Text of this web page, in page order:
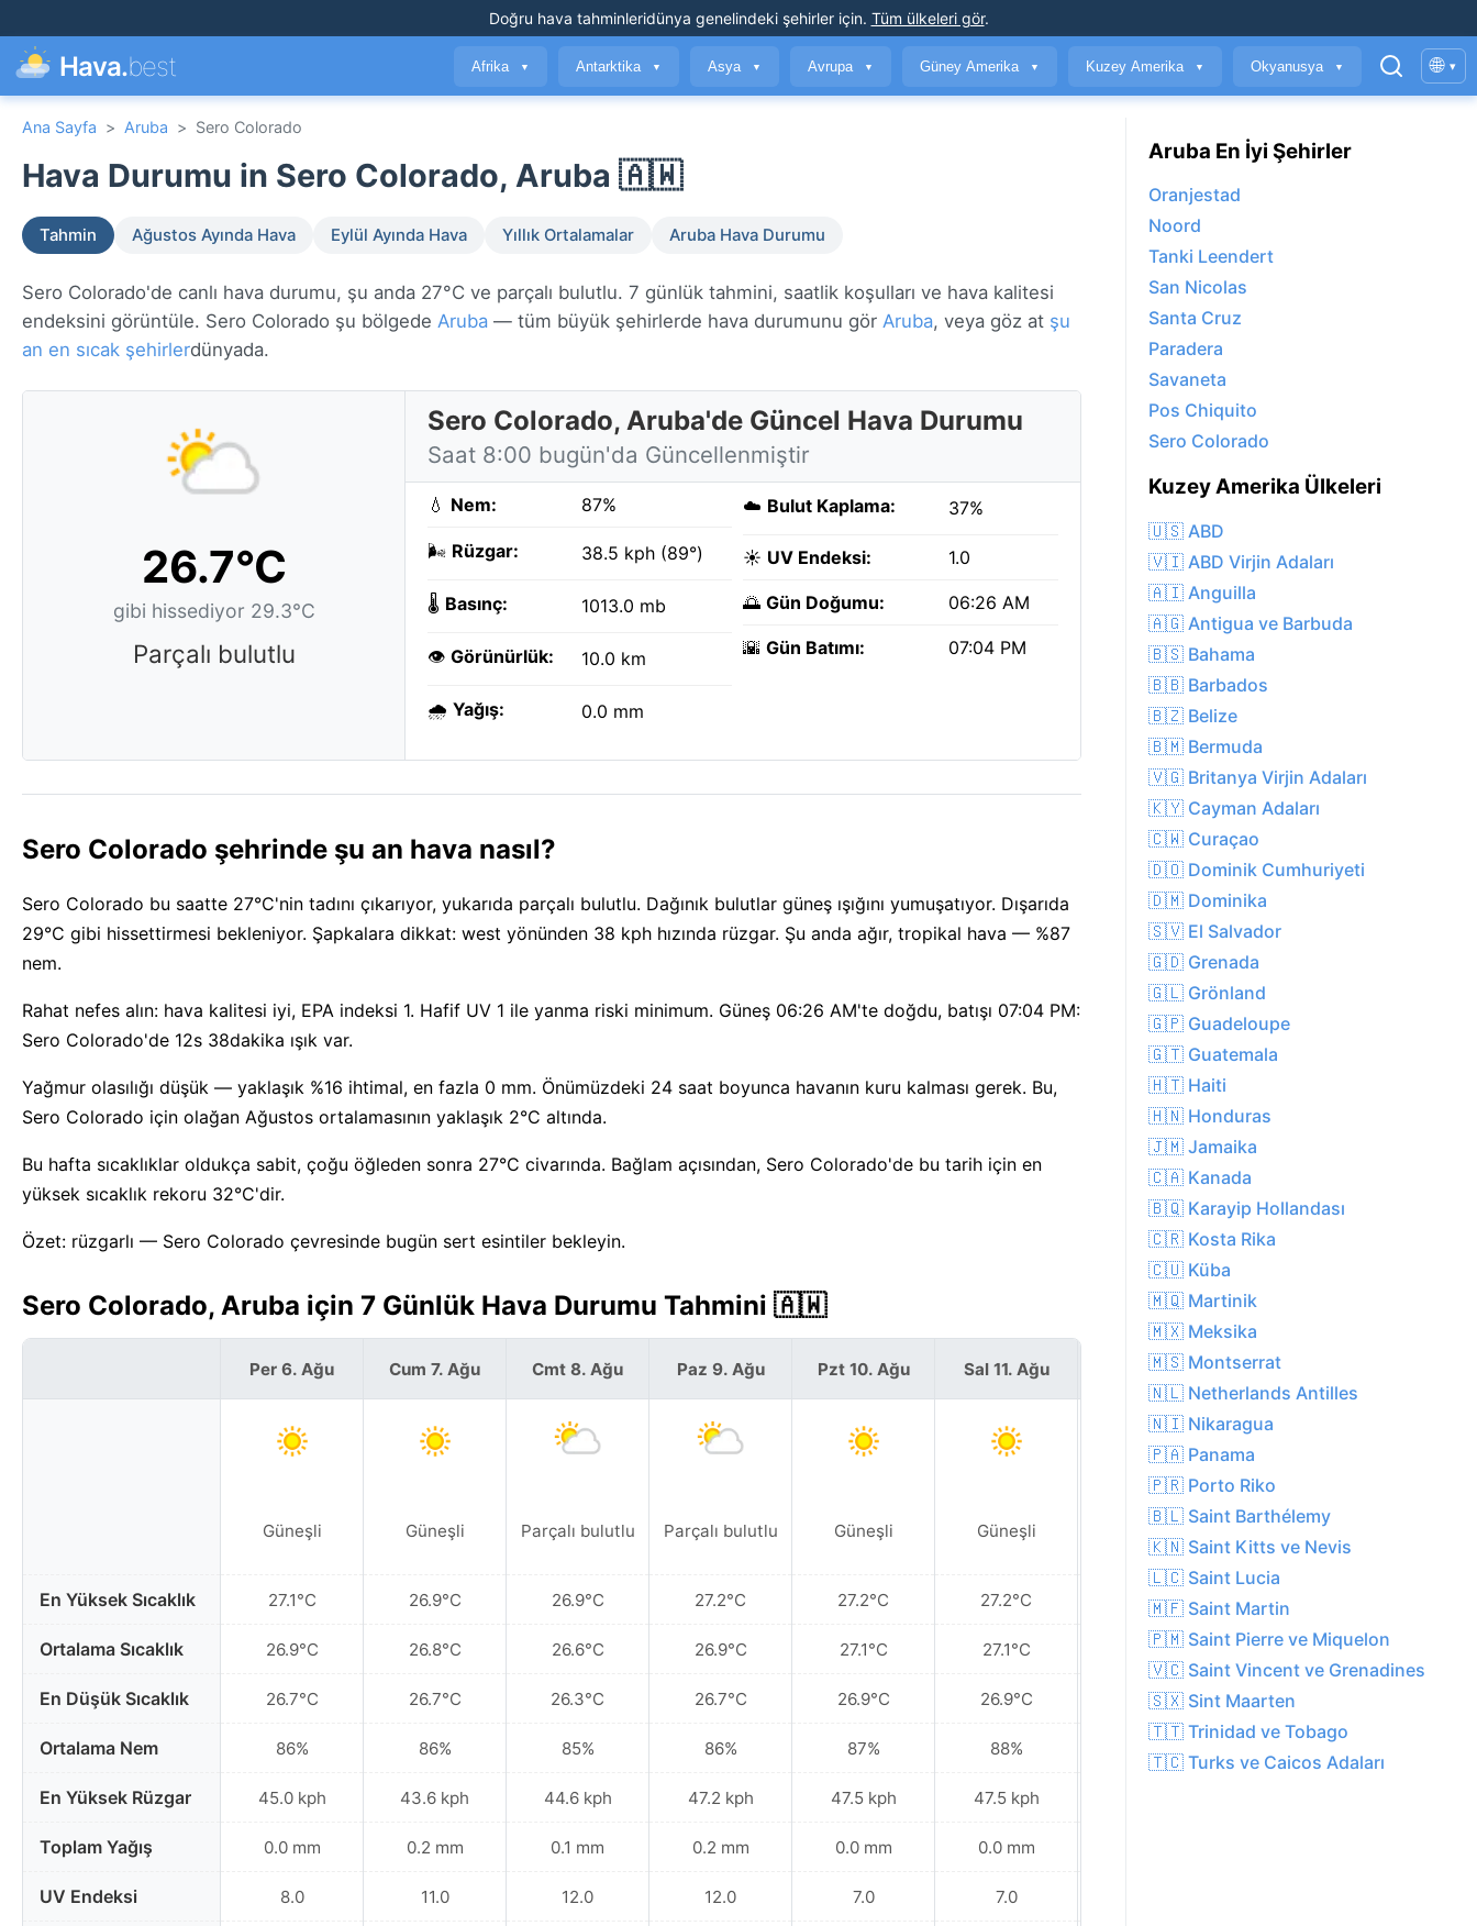
Doğru hava tahminleridünya genelindeki şehirler için. Tüm ülkeleri gör.
Hava.best Afrika ▼ Antarktika ▼ Asya ▼ Avrupa ▼ Güney Amerika ▼ Kuzey Amerika ▼ Okyanusya ▼ 🌐 ▾
Ana Sayfa > Aruba > Sero Colorado
Hava Durumu in Sero Colorado, Aruba 🇦🇼
Tahmin Ağustos Ayında Hava Eylül Ayında Hava Yıllık Ortalamalar Aruba Hava Durumu
Sero Colorado'de canlı hava durumu, şu anda 27°C ve parçalı bulutlu. 7 günlük tahmini, saatlik koşulları ve hava kalitesi
endeksini görüntüle. Sero Colorado şu bölgede Aruba — tüm büyük şehirlerde hava durumunu gör Aruba, veya göz at şu
an en sıcak şehirlerdünyada.
26.7°C
gibi hissediyor 29.3°C
Parçalı bulutlu
Sero Colorado, Aruba'de Güncel Hava Durumu
Saat 8:00 bugün'da Güncellenmiştir
💧 Nem: 87%
🌬️ Rüzgar: 38.5 kph (89°)
🌡️ Basınç: 1013.0 mb
👁️ Görünürlük: 10.0 km
🌧️ Yağış: 0.0 mm
☁️ Bulut Kaplama: 37%
☀️ UV Endeksi: 1.0
🌅 Gün Doğumu: 06:26 AM
🌇 Gün Batımı: 07:04 PM
Sero Colorado şehrinde şu an hava nasıl?
Sero Colorado bu saatte 27°C'nin tadını çıkarıyor, yukarıda parçalı bulutlu. Dağınık bulutlar güneş ışığını yumuşatıyor. Dışarıda
29°C gibi hissettirmesi bekleniyor. Şapkalara dikkat: west yönünden 38 kph hızında rüzgar. Şu anda ağır, tropikal hava — %87
nem.
Rahat nefes alın: hava kalitesi iyi, EPA indeksi 1. Hafif UV 1 ile yanma riski minimum. Güneş 06:26 AM'te doğdu, batışı 07:04 PM:
Sero Colorado'de 12s 38dakika ışık var.
Yağmur olasılığı düşük — yaklaşık %16 ihtimal, en fazla 0 mm. Önümüzdeki 24 saat boyunca havanın kuru kalması gerek. Bu,
Sero Colorado için olağan Ağustos ortalamasının yaklaşık 2°C altında.
Bu hafta sıcaklıklar oldukça sabit, çoğu öğleden sonra 27°C civarında. Bağlam açısından, Sero Colorado'de bu tarih için en
yüksek sıcaklık rekoru 32°C'dir.
Özet: rüzgarlı — Sero Colorado çevresinde bugün sert esintiler bekleyin.
Sero Colorado, Aruba için 7 Günlük Hava Durumu Tahmini 🇦🇼
En Yüksek Sıcaklık
Ortalama Sıcaklık
En Düşük Sıcaklık
Ortalama Nem
En Yüksek Rüzgar
Toplam Yağış
UV Endeksi
Per 6. Ağu
Güneşli
27.1°C
26.9°C
26.7°C
86%
45.0 kph
0.0 mm
8.0
Cum 7. Ağu
Güneşli
26.9°C
26.8°C
26.7°C
86%
43.6 kph
0.2 mm
11.0
Cmt 8. Ağu
Parçalı bulutlu
26.9°C
26.6°C
26.3°C
85%
44.6 kph
0.1 mm
12.0
Paz 9. Ağu
Parçalı bulutlu
27.2°C
26.9°C
26.7°C
86%
47.2 kph
0.2 mm
12.0
Pzt 10. Ağu
Güneşli
27.2°C
27.1°C
26.9°C
87%
47.5 kph
0.0 mm
7.0
Sal 11. Ağu
Güneşli
27.2°C
27.1°C
26.9°C
88%
47.5 kph
0.0 mm
7.0
Çar 12. Ağu
Güneşli
27.2°C
27.1°C
26.9°C
Aruba En İyi Şehirler
Oranjestad
Noord
Tanki Leendert
San Nicolas
Santa Cruz
Paradera
Savaneta
Pos Chiquito
Sero Colorado
Kuzey Amerika Ülkeleri
🇺🇸 ABD
🇻🇮 ABD Virjin Adaları
🇦🇮 Anguilla
🇦🇬 Antigua ve Barbuda
🇧🇸 Bahama
🇧🇧 Barbados
🇧🇿 Belize
🇧🇲 Bermuda
🇻🇬 Britanya Virjin Adaları
🇰🇾 Cayman Adaları
🇨🇼 Curaçao
🇩🇴 Dominik Cumhuriyeti
🇩🇲 Dominika
🇸🇻 El Salvador
🇬🇩 Grenada
🇬🇱 Grönland
🇬🇵 Guadeloupe
🇬🇹 Guatemala
🇭🇹 Haiti
🇭🇳 Honduras
🇯🇲 Jamaika
🇨🇦 Kanada
🇧🇶 Karayip Hollandası
🇨🇷 Kosta Rika
🇨🇺 Küba
🇲🇶 Martinik
🇲🇽 Meksika
🇲🇸 Montserrat
🇳🇱 Netherlands Antilles
🇳🇮 Nikaragua
🇵🇦 Panama
🇵🇷 Porto Riko
🇧🇱 Saint Barthélemy
🇰🇳 Saint Kitts ve Nevis
🇱🇨 Saint Lucia
🇲🇫 Saint Martin
🇵🇲 Saint Pierre ve Miquelon
🇻🇨 Saint Vincent ve Grenadines
🇸🇽 Sint Maarten
🇹🇹 Trinidad ve Tobago
🇹🇨 Turks ve Caicos Adaları